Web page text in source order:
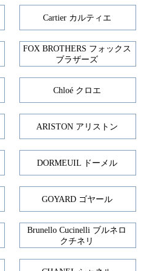
Cartier カルティエ
FOX BROTHERS フォックス
ブラザーズ
Chloé クロエ
ARISTON アリストン
DORMEUIL ドーメル
GOYARD ゴヤール
Brunello Cucinelli ブルネロ
クチネリ